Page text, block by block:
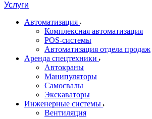
Услуги
Автоматизация
Комплексная автоматизация
POS-системы
Автоматизация отдела продаж
Аренда спецтехники
Автокраны
Манипуляторы
Самосвалы
Экскаваторы
Инженерные системы
Вентиляция